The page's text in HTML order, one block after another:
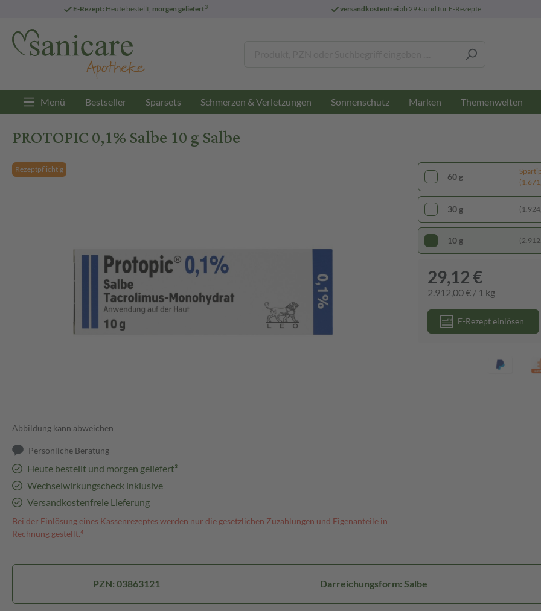
E-Rezept: Heute bestellt, morgen geliefert3 versandkostenfreiab 29 € und für E-Rezepte
Menü Bestseller Sparsets Schmerzen & Verletzungen Sonnenschutz Marken Themenwelten
PROTOPIC 0,1% Salbe 10 g Salbe
Rezeptpflichtig
Abbildung kann abweichen
Persönliche Beratung
Heute bestellt und morgen geliefert³
Wechselwirkungscheck inklusive
Versandkostenfreie Lieferung
Bei der Einlösung eines Kassenrezeptes werden nur die gesetzlichen Zuzahlungen und Eigenanteile in
Rechnung gestellt.⁴
60 g
30 g
10 g
29,12 €
2.912,00 € / 1 kg
E-Rezept einlösen
PZN: 03863121 Darreichungsform: Salbe